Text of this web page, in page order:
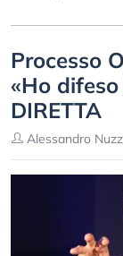
Processo
«Ho
DIRETTA
Alessandro